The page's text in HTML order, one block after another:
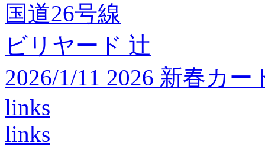
国道26号線
ビリヤード 辻
2026/1/11 2026 新春カ
links
links